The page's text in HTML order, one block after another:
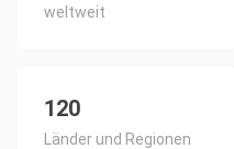
weltweit
120
Länder und Regionen